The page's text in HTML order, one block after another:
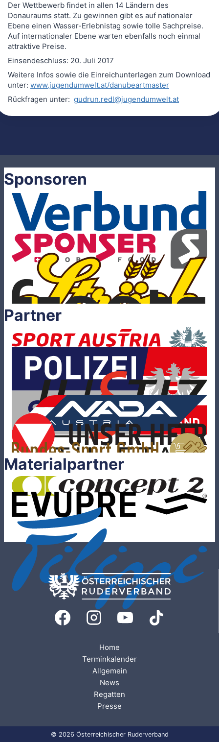
Der Wettbewerb findet in allen 14 Ländern des
Donauraums statt. Zu gewinnen gibt es auf nationaler
Ebene einen Wasser-Erlebnistag sowie tolle Sachpreise.
Auf internationaler Ebene warten ebenfalls noch einmal
attraktive Preise.
Einsendeschluss: 20. Juli 2017
Weitere Infos sowie die Einreichunterlagen zum Download
unter: www.jugendumwelt.at/danubeartmaster
Rückfragen unter: gudrun.redl@jugendumwelt.at
Sponsoren
Partner
Materialpartner
Home
Terminkalender
Allgemein
News
Regatten
Presse
© 2026 Österreichischer Ruderverband